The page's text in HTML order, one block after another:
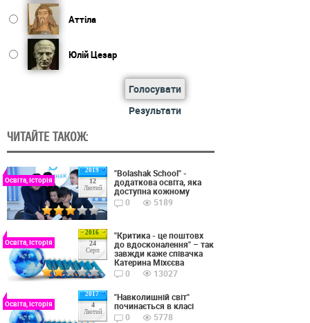
Аттіла
Юлій Цезар
Голосувати
Результати
ЧИТАЙТЕ ТАКОЖ:
2019
12
Лютий
Освіта, Історія
"Bolashak School" -
додаткова освіта, яка
доступна кожному
0
5189
2016
24
Серп
Освіта, Історія
"Критика - це поштовх
до вдосконалення" – так
завжди каже співачка
Катерина Міхєєва
0
13027
2017
4
Лютий
Освіта, Історія
"Навколишній світ"
починається в класі
0
5778